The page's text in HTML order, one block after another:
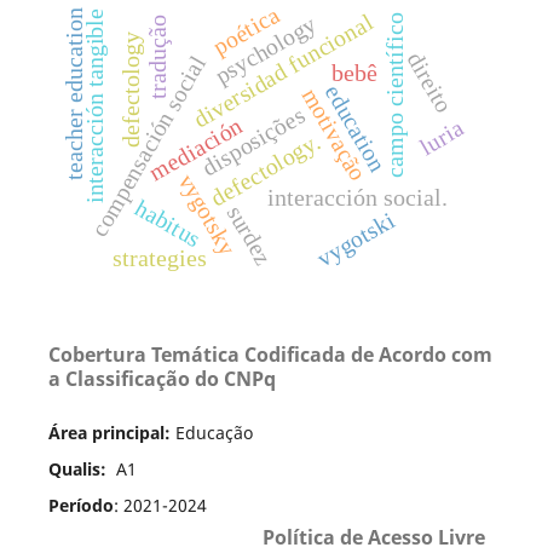
motivação
defectology.
disposições
interacción social.
mediación
compensación social
interacción tangible diversidad funcional
vygotsky
campo científico
education
psychology
poética
tradução
habitus surdez
bebê direito
teacher education defectology
vygotski
strategies
luria
Cobertura Temática Codificada de Acordo com
a Classificação do CNPq
Área principal: Educação
Qualis: A1
Período: 2021-2024
Política de Acesso Livre